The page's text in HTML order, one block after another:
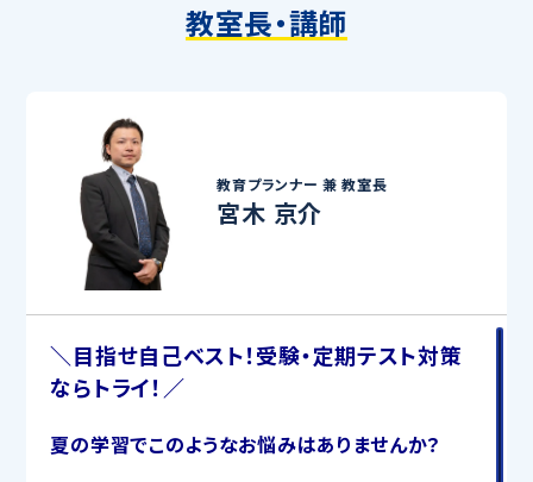
教室長・講師
教育プランナー 兼教室長
宮木 京介
＼目指せ自己ベスト！受験・定期テスト対策
ならトライ！／
夏の学習でこのようなお悩みはありませんか？